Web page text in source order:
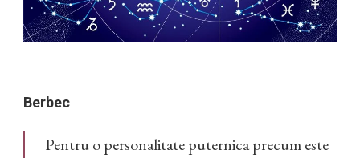
Berbec
Pentru o personalitate puternica precum este